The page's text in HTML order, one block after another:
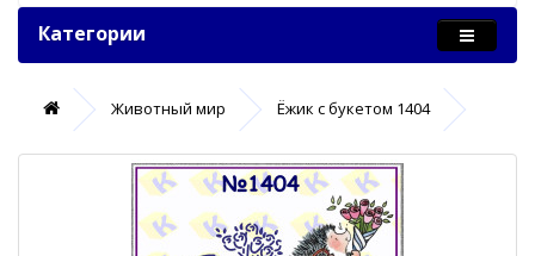
Категории
Животный мир Ёжик с букетом 1404